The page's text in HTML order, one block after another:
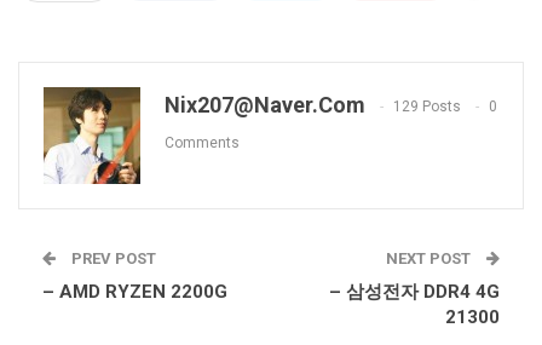
Nix207@naver.com 129 Posts 0
Comments
PREV POST
– AMD RYZEN 2200G
NEXT POST
– 삼성전자 DDR4 4G
21300